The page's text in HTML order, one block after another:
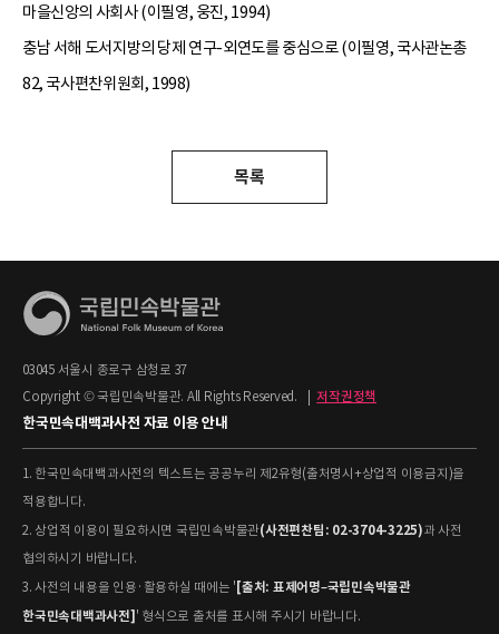
마을신앙의 사회사 (이필영, 웅진, 1994)
충남 서해 도서지방의 당제 연구-외연도를 중심으로 (이필영, 국사관논총
82, 국사편찬위원회, 1998)
목록
03045 서울시 종로구 삼청로 37
Copyright © 국립민속박물관. All Rights Reserved.
저작권정책
한국민속대백과사전 자료 이용 안내
1. 한국민속대백과사전의 텍스트는 공공누리 제2유형(출처명시+상업적 이용금지)을
적용합니다.
2. 상업적 이용이 필요하시면 국립민속박물관(사전편찬팀: 02-3704-3225)과 사전
협의하시기 바랍니다.
3. 사전의 내용을 인용·활용하실 때에는 ' [출처: 표제어명–국립민속박물관
한국민속대백과사전] ' 형식으로 출처를 표시해 주시기 바랍니다.